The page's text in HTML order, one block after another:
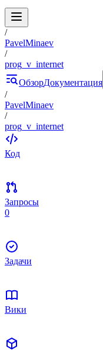
/
PavelMinaev
/
prog_v_internet
ОбзорДокументация
/
PavelMinaev
/
prog_v_internet
Код
Запросы
0
Задачи
Вики